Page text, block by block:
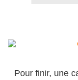
Pour finir, une